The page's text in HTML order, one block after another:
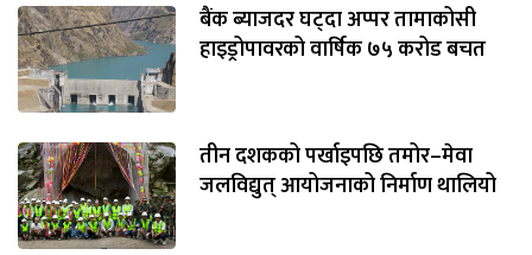
बैंक ब्याजदर घट्दा अप्पर तामाकोसी
हाइड्रोपावरको वार्षिक ७५ करोड बचत
तीन दशकको पर्खाइपछि तमोर–मेवा
जलविद्युत् आयोजनाको निर्माण थालियो